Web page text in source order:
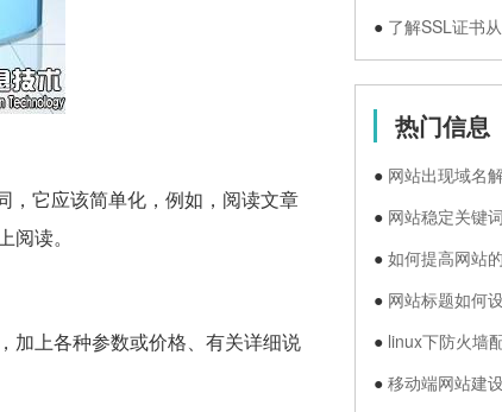
●
●
●
●
●
●
●